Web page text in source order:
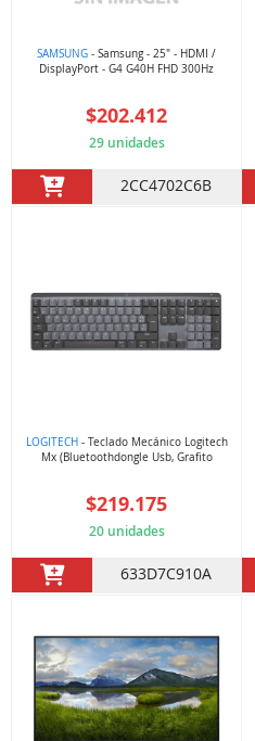
SAMSUNG - Samsung - 25" - HDMI /
DisplayPort - G4 G40H FHD 300Hz
$202.412
29 unidades
2CC4702C6B
LOGITECH - Teclado Mecánico Logitech
Mx (Bluetoothdongle Usb, Grafito
$219.175
20 unidades
633D7C910A